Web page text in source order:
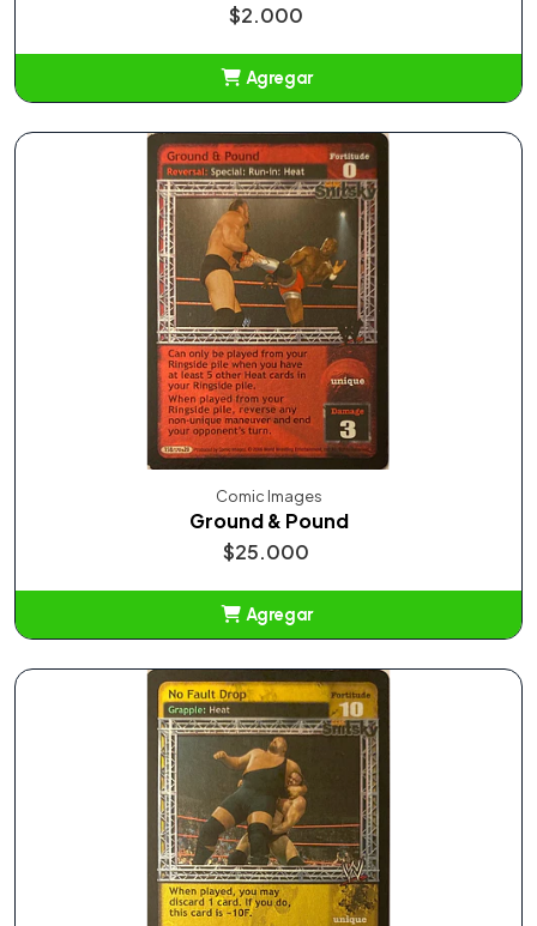
$2.000
Agregar
Comic Images
Ground & Pound
$25.000
Agregar